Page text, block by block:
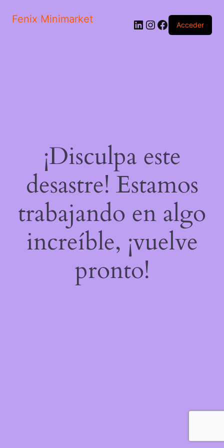
Fenix Minimarket LinkedIn
Instagram
Facebook
Acceder
¡Disculpa este
desastre! Estamos
trabajando en algo
increíble, ¡vuelve
pronto!